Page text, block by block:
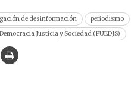
de desinformación
periodismo
Justicia y Sociedad (PUEDJS)